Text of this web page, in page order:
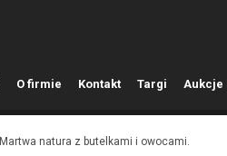
O firmie Kontakt Targi Aukcje
Martwa natura z butelkami i owocami.